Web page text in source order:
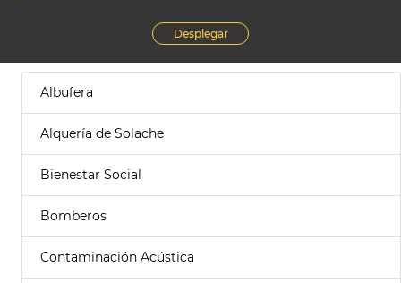
Desplegar
Albufera
Alquería de Solache
Bienestar Social
Bomberos
Contaminación Acústica